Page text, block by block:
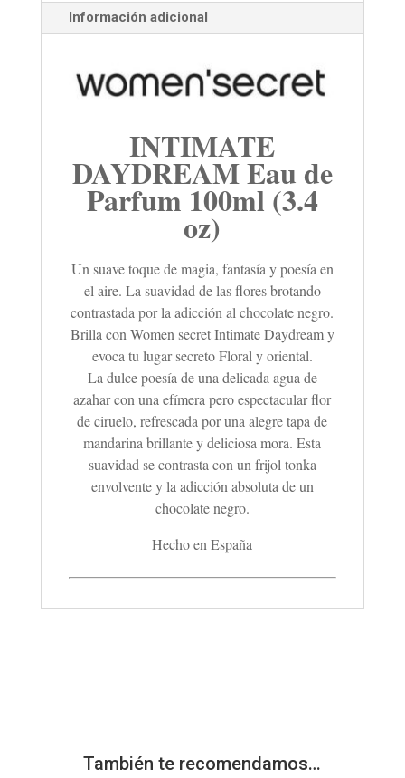
Información adicional
INTIMATE
DAYDREAM Eau de
Parfum 100ml (3.4
oz)
Un suave toque de magia, fantasía y poesía en
el aire. La suavidad de las flores brotando
contrastada por la adicción al chocolate negro.
Brilla con Women secret Intimate Daydream y
evoca tu lugar secreto Floral y oriental.
La dulce poesía de una delicada agua de
azahar con una efímera pero espectacular flor
de ciruelo, refrescada por una alegre tapa de
mandarina brillante y deliciosa mora. Esta
suavidad se contrasta con un frijol tonka
envolvente y la adicción absoluta de un
chocolate negro.
Hecho en España
También te recomendamos…